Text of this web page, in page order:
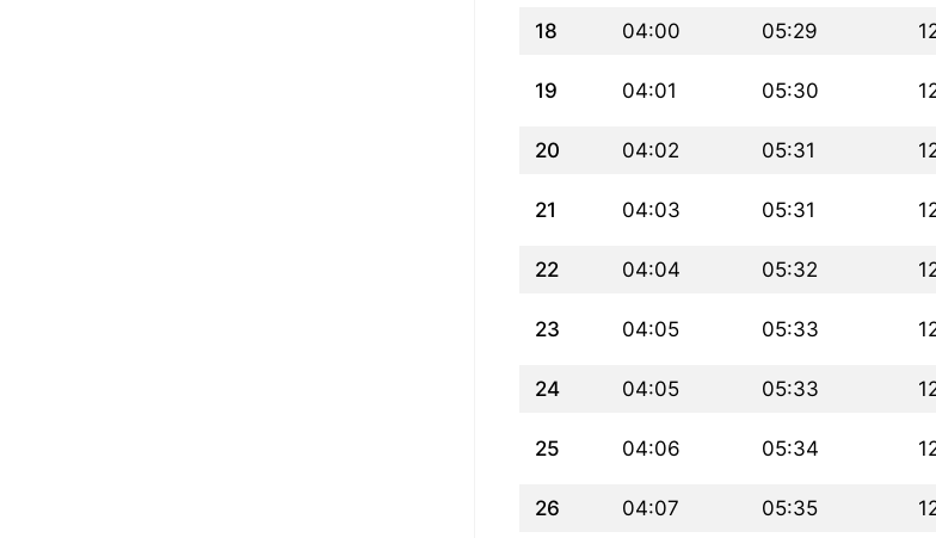
18 04:00 05:29
19 04:01 05:30
20 04:02 05:31
21 04:03 05:31
22 04:04 05:32
23 04:05 05:33
24 04:05 05:33
25 04:06 05:34
26 04:07 05:35